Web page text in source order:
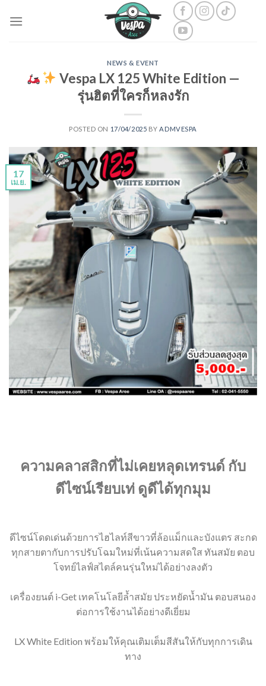
NEWS & EVENT
Vespa LX 125 White Edition —
รุ่นฮิตที่ใครก็หลงรัก
POSTED ON 17/04/2025 BY ADMVESPA
17
เม.ย.
ความคลาสสิกที่ไม่เคยหลุดเทรนด์ กับ
ดีไซน์เรียบเท่ ดูดีได้ทุกมุม
ดีไซน์โดดเด่นด้วยการไฮไลท์สีขาวที่ล้อแม็กและบังแตร สะกด
ทุกสายตากับการปรับโฉมใหม่ที่เน้นความสดใส ทันสมัย ตอบ
โจทย์ไลฟ์สไตล์คนรุ่นใหม่ได้อย่างลงตัว
เครื่องยนต์ i-Get เทคโนโลยีล้ำสมัย ประหยัดน้ำมัน ตอบสนอง
ต่อการใช้งานได้อย่างดีเยี่ยม
LX White Edition พร้อมให้คุณเติมเต็มสีสันให้กับทุกการเดิน
ทาง